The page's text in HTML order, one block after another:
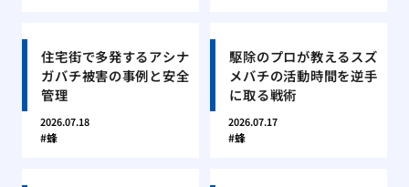
住宅街で多発するアシナ
ガバチ被害の事例と安全
管理
2026.07.18
蜂
駆除のプロが教えるスズ
メバチの活動時間を逆手
に取る戦術
2026.07.17
蜂